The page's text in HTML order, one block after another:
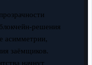
решения
асимметрии,
заёмщиков.
начнут